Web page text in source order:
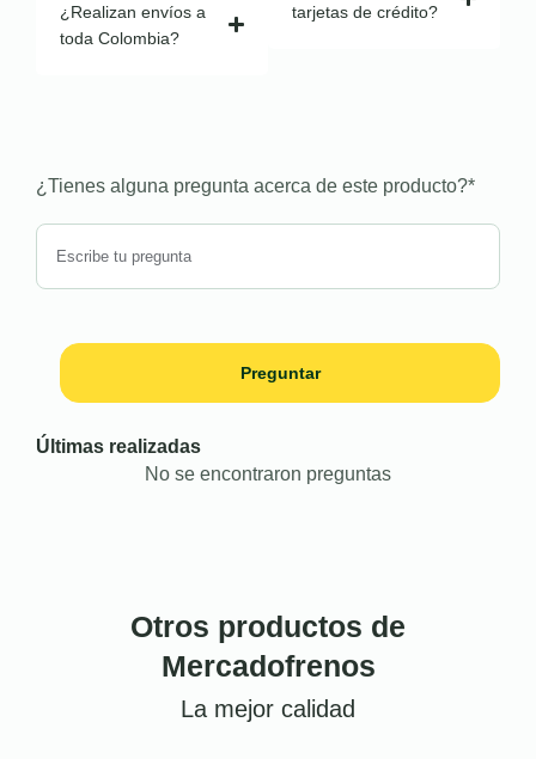
¿Realizan envíos a
toda Colombia?
tarjetas de crédito?
¿Tienes alguna pregunta acerca de este producto?*
Preguntar
Últimas realizadas
No se encontraron preguntas
Otros productos de
Mercadofrenos
La mejor calidad